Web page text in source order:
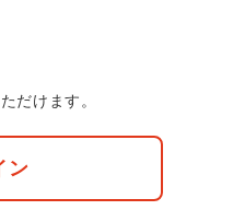
だけます。
ン